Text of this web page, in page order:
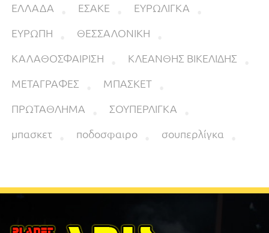
ΕΛΛΑΔΑ
ΕΣΑΚΕ
ΕΥΡΩΛΙΓΚΑ
ΕΥΡΩΠΗ
ΘΕΣΣΑΛΟΝΙΚΗ
ΚΑΛΑΘΟΣΦΑΙΡΙΣΗ
ΚΛΕΑΝΘΗΣ ΒΙΚΕΛΙΔΗΣ
ΜΕΤΑΓΡΑΦΕΣ
ΜΠΑΣΚΕΤ
ΠΡΩΤΑΘΛΗΜΑ
ΣΟΥΠΕΡΛΙΓΚΑ
μπασκετ
ποδοσφαιρο σουπερλίγκα